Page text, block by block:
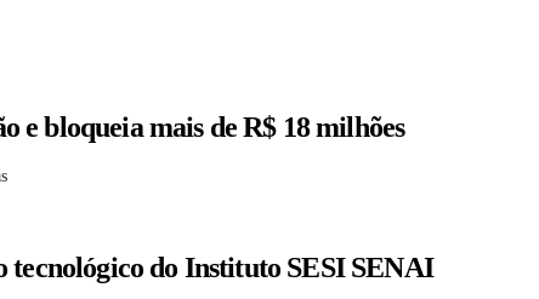
e bloqueia mais de R$ 18 milhões
tecnológico do Instituto SESI SENAI